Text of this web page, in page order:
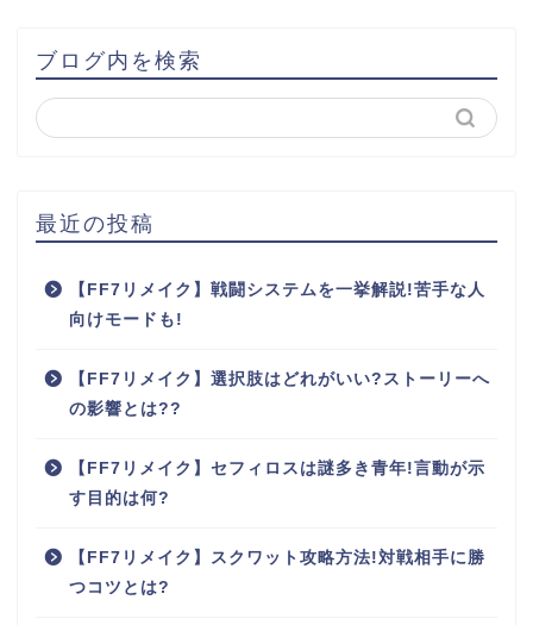
ブログ内を検索
最近の投稿
【FF7リメイク】戦闘システムを一挙解説!苦手な人
向けモードも!
【FF7リメイク】選択肢はどれがいい?ストーリーへ
の影響とは??
【FF7リメイク】セフィロスは謎多き青年!言動が示
す目的は何?
【FF7リメイク】スクワット攻略方法!対戦相手に勝
つコツとは?